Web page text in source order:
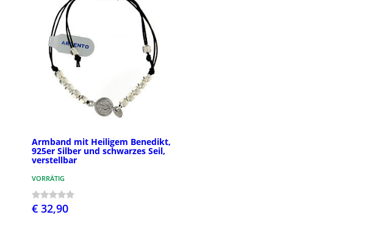
Armband mit Heiligem Benedikt,
925er Silber und schwarzes Seil,
verstellbar
VORRÄTIG
€ 32,90